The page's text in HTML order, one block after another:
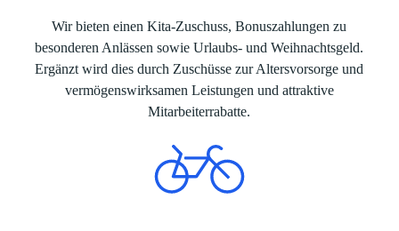
Wir bieten einen Kita-Zuschuss, Bonuszahlungen zu
besonderen Anlässen sowie Urlaubs- und Weihnachtsgeld.
Ergänzt wird dies durch Zuschüsse zur Altersvorsorge und
vermögenswirksamen Leistungen und attraktive
Mitarbeiterrabatte.